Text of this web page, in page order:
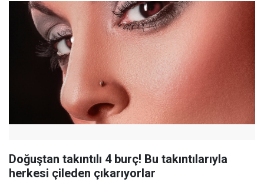
Doğuştan takıntılı 4 burç! Bu takıntılarıyla
herkesi çileden çıkarıyorlar